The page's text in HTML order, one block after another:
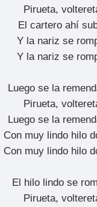
Pirueta,
El cartero ahí
Y la nariz se
Y la nariz se
Luego se la
Pirueta,
Luego se la
Con muy lindo hilo
Con muy lindo hilo
El hilo lindo se
Pirueta,